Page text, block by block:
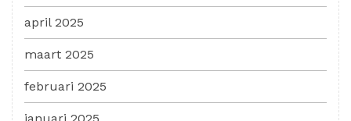
april 2025
maart 2025
februari 2025